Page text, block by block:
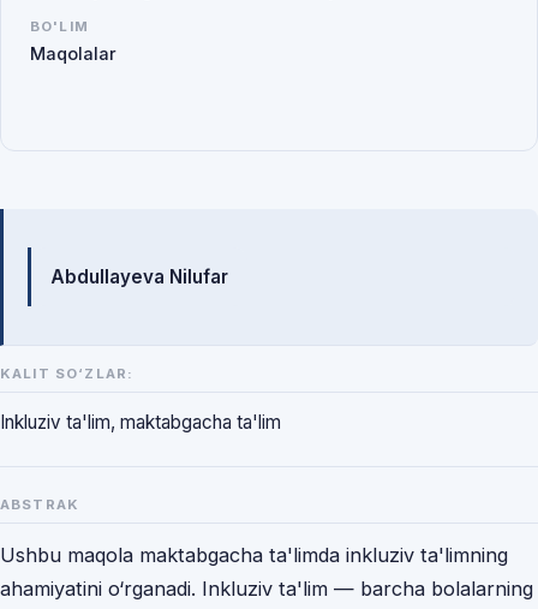
Mualliflar
Abdullayeva Nilufar
KALIT SO‘ZLAR:
Inkluziv ta'lim, maktabgacha ta'lim
ABSTRAK
Ushbu maqola maktabgacha ta'limda inkluziv ta'limning
ahamiyatini o‘rganadi. Inkluziv ta'lim — barcha bolalarning
BO'LIM
Maqolalar